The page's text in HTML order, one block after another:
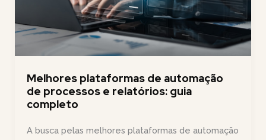
com
Melhores plataformas de automação
de processos e relatórios: guia
completo
A busca pelas melhores plataformas de automação